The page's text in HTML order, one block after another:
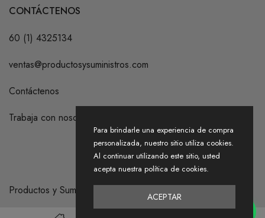
CONTÁCTENOS
60 (1) 4325134
ventas@productosysuministros.com
Contáctenos
Trabaja con nosotros
Productos y Suministros S.A.S. 2026
Para brindarle una experiencia de compra
personalizada, nuestro sitio utiliza cookies.
Al continuar utilizando este sitio, usted
acepta nuestra política de cookies.
ACEPTAR